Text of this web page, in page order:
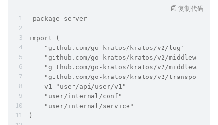
package server
import (
    "github.com/go-kratos/kratos/v2/log"
"github.com/go-kratos/kratos/v2/middleware/
"github.com/go-kratos/kratos/v2/middleware/
"github.com/go-kratos/kratos/v2/transport/
    v1 "user/api/user/v1"
    "user/internal/conf"
    "user/internal/service"
)
复制代码